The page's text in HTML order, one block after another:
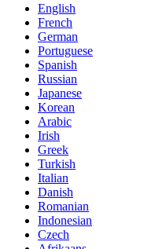
English
French
German
Portuguese
Spanish
Russian
Japanese
Korean
Arabic
Irish
Greek
Turkish
Italian
Danish
Romanian
Indonesian
Czech